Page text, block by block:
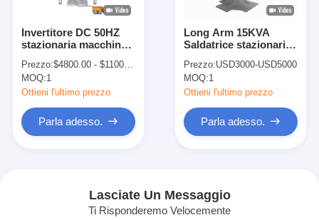
Invertitore DC 50HZ
stazionaria macchina
acciaio inossidabile
Prezzo:$4800.00 - $11000.00
MOQ:1
Ottieni l'ultimo prezzo
Parla adesso.
Long Arm 15KVA
Saldatrice stazionaria,
Prezzo:USD3000-USD5000
MOQ:1
Ottieni l'ultimo prezzo
Parla adesso.
Lasciate Un Messaggio
Ti Risponderemo Velocemente